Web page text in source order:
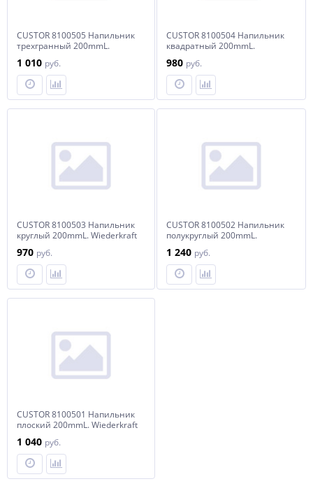
CUSTOR 8100505 Напильник
трехгранный 200mmL.
1 010 руб.
CUSTOR 8100504 Напильник
квадратный 200mmL.
980 руб.
CUSTOR 8100503 Напильник
круглый 200mmL. Wiederkraft
970 руб.
CUSTOR 8100502 Напильник
полукруглый 200mmL.
1 240 руб.
CUSTOR 8100501 Напильник
плоский 200mmL. Wiederkraft
1 040 руб.